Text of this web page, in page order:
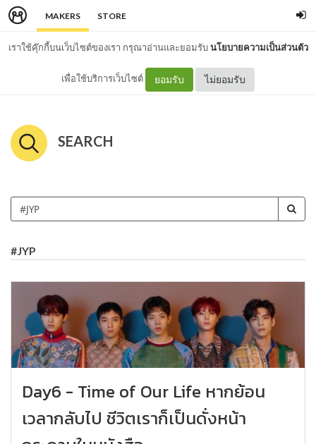
MAKERS STORE
เราใช้คุ๊กกี้บนเว็บไซต์ของเรา กรุณาอ่านและยอมรับนโยบายความเป็นส่วนตัว
เพื่อใช้บริการเว็บไซต์ ยอมรับ ไม่ยอมรับ
SEARCH
#JYP
Day6 - Time of Our Life หากย้อน
เวลากลับไป ชีวิตเราก็เป็นดั่งหน้า